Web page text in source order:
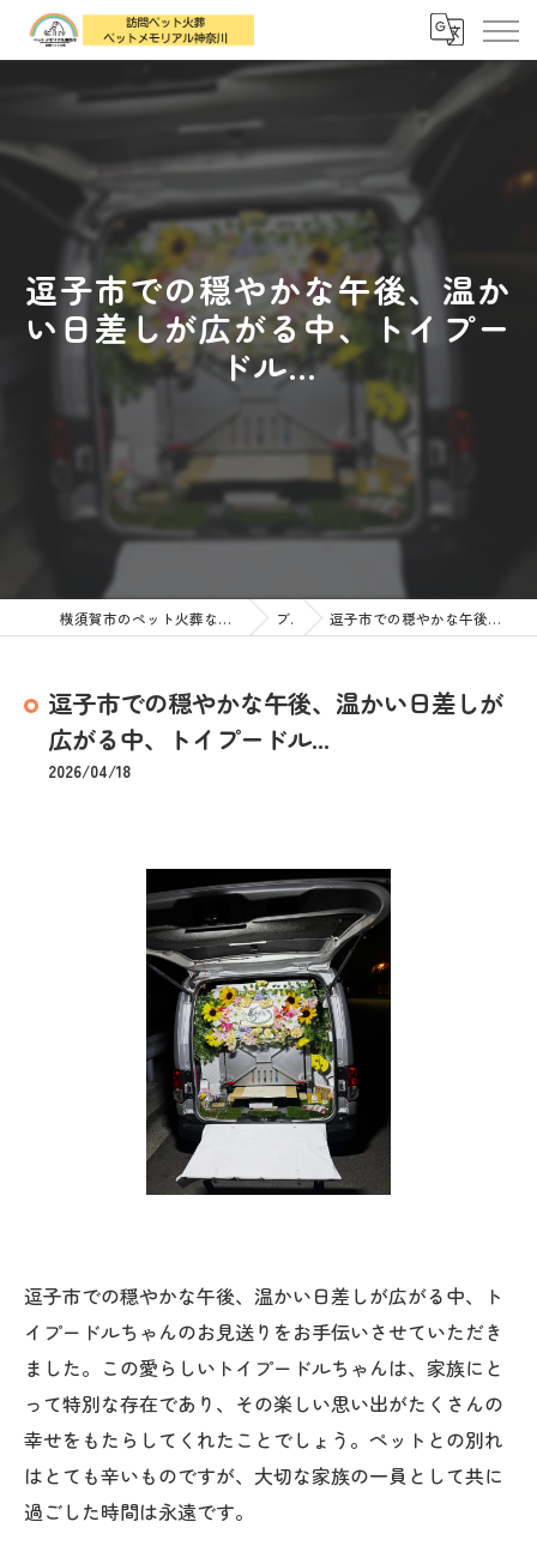
逗子市での穏やかな午後、温か
い日差しが広がる中、トイプー
ドル...
横須賀市のペット火葬なら訪問ペット火葬 ペットメモリアル神奈川 ブログ 逗子市での穏やかな午後、温かい日差しが広がる中、トイプードル...
逗子市での穏やかな午後、温かい日差しが
広がる中、トイプードル...
2026/04/18
逗子市での穏やかな午後、温かい日差しが広がる中、ト
イプードルちゃんのお見送りをお手伝いさせていただき
ました。この愛らしいトイプードルちゃんは、家族にと
って特別な存在であり、その楽しい思い出がたくさんの
幸せをもたらしてくれたことでしょう。ペットとの別れ
はとても辛いものですが、大切な家族の一員として共に
過ごした時間は永遠です。